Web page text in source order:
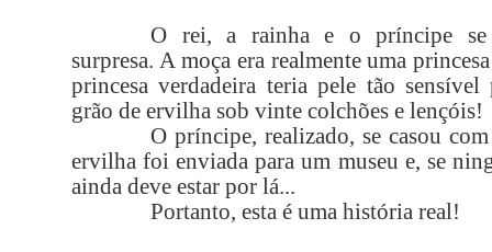
O rei, a rainha e o príncipe se
surpresa. A moça era realmente uma
princesa verdadeira teria pele tão
grão de ervilha sob vinte colchões e lençóis!
O príncipe, realizado, se casou
ervilha foi enviada para um museu e, se
ainda deve estar por lá...
Portanto, esta é uma história real!